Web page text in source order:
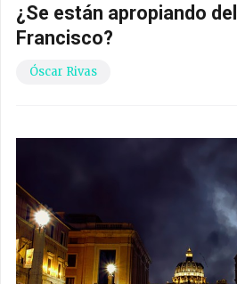
¿Se están apropiando
Francisco?
Óscar Rivas